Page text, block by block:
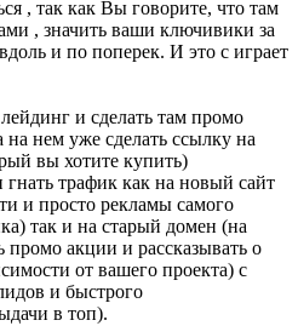
, так как Вы говорите, что там
, значить ваши ключивики за
и по поперек. И это с играет
и сделать там промо
нем уже сделать ссылку на
вы хотите купить)
гнать трафик как на новый сайт
и просто рекламы самого
так и на старый домен (на
акции и рассказывать о
от вашего проекта) с
и быстрого
в топ).